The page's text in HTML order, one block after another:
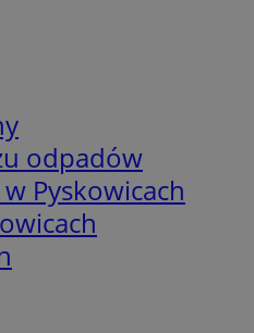
odpadów
Pyskowicach